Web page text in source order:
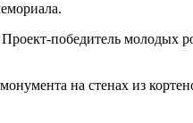
победитель молодых
на стенах из